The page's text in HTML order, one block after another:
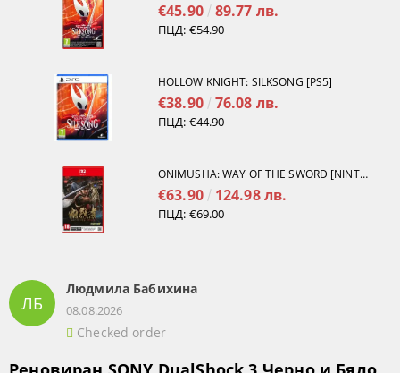
€45.90 89.77 лв.
ПЦД: €54.90
HOLLOW KNIGHT: SILKSONG [PS5]
€38.90 76.08 лв.
ПЦД: €44.90
ONIMUSHA: WAY OF THE SWORD [NINTENDO SWITCH 2]
€63.90 124.98 лв.
ПЦД: €69.00
ЛБ
Людмила Бабихина
08.08.2026
Checked order